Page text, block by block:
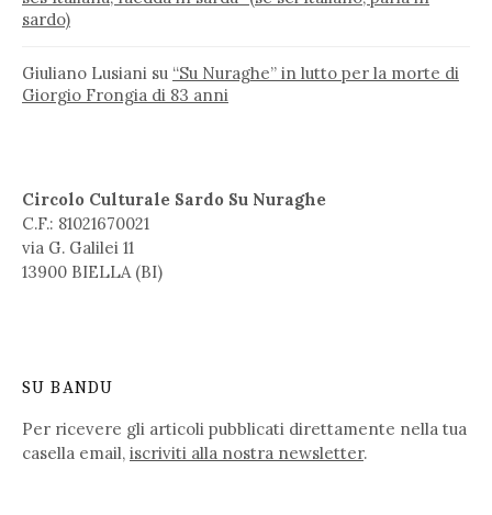
sardo)
Giuliano Lusiani su “Su Nuraghe” in lutto per la morte di
Giorgio Frongia di 83 anni
Circolo Culturale Sardo Su Nuraghe
C.F.: 81021670021
via G. Galilei 11
13900 BIELLA (BI)
SU BANDU
Per ricevere gli articoli pubblicati direttamente nella tua
casella email, iscriviti alla nostra newsletter.